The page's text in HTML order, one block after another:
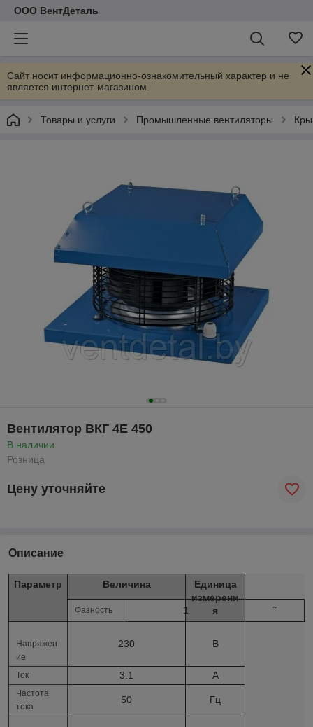
ООО ВентДеталь
Сайт носит информационно-ознакомительный характер и не
является интернет-магазином.
Товары и услуги Промышленные вентиляторы
Вентилятор ВКГ 4Е 450
В наличии
Розница
Цену уточняйте
Описание
Параметр Величина
Единица
измерени
я
Фазность 1 ˜
Напряжен
ие
230 В
Ток 3.1 А
Частота
тока
50 Гц